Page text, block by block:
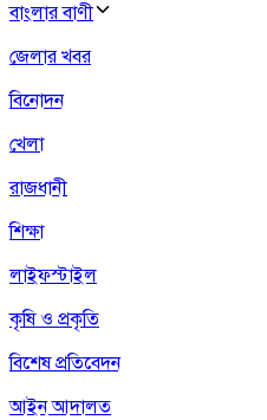
বাংলার বাণী
জেলার খবর
বিনোদন
খেলা
রাজধানী
শিক্ষা
লাইফস্টাইল
কৃষি ও প্রকৃতি
বিশেষ প্রতিবেদন
আইন আদালত